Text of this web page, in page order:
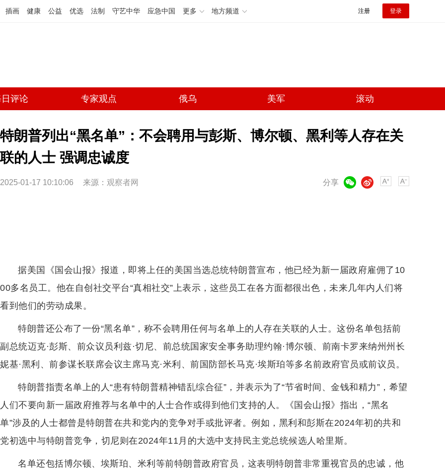
插画 健康 公益 优选 法制 守艺中华 应急中国 更多 地方频道 注册 登录
评论 专家观点 俄乌 美军 滚动
特朗普列出“黑名单”：不会聘用与彭斯、博尔顿、黑利等人存在关
联的人士 强调忠诚度
2025-01-17 10:10:06 来源： 观察者网 分享
微博
据美国《国会山报》报道，即将上任的美国当选总统特朗普宣布，他已经为新一届政府雇佣了10
00多名员工。他在自创社交平台“真相社交”上表示，这些员工在各方面都很出色，未来几年内人们将
看到他们的劳动成果。
特朗普还公布了一份“黑名单”，称不会聘用任何与名单上的人存在关联的人士。这份名单包括前
副总统迈克·彭斯、前众议员利兹·切尼、前总统国家安全事务助理约翰·博尔顿、前南卡罗来纳州州长
妮基·黑利、前参谋长联席会议主席马克·米利、前国防部长马克·埃斯珀等多名前政府官员或前议员。
特朗普指责名单上的人“患有特朗普精神错乱综合征”，并表示为了“节省时间、金钱和精力”，希望
人们不要向新一届政府推荐与名单中的人士合作或得到他们支持的人。《国会山报》指出，“黑名
单”涉及的人士都曾是特朗普在共和党内的竞争对手或批评者。例如，黑利和彭斯在2024年初的共和
党初选中与特朗普竞争，切尼则在2024年11月的大选中支持民主党总统候选人哈里斯。
名单还包括博尔顿、埃斯珀、米利等前特朗普政府官员，这表明特朗普非常重视官员的忠诚，他